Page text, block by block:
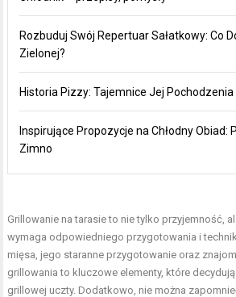
Rozbuduj Swój Repertuar Sałatkowy: Co
Zielonej?
Historia Pizzy: Tajemnice Jej Pochodzenia
Inspirujące Propozycje na Chłodny Obiad:
Zimno
Grillowanie na tarasie to nie tylko przyjemność,
wymaga odpowiedniego przygotowania i
mięsa, jego staranne przygotowanie oraz
grillowania to kluczowe elementy, które
grillowej uczty. Dodatkowo, nie można